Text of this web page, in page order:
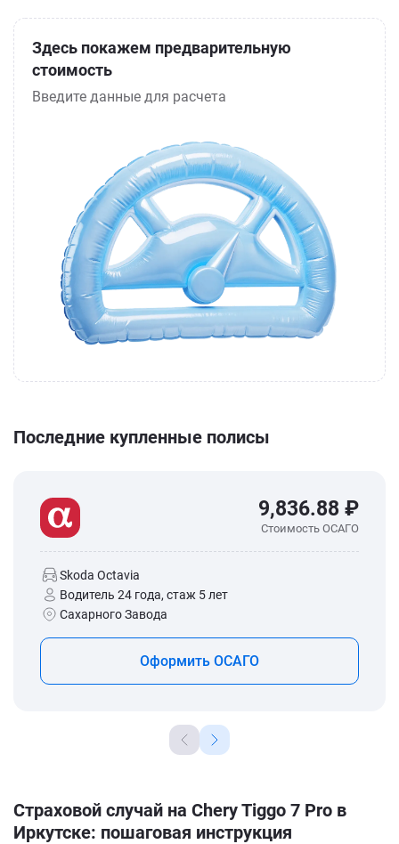
Здесь покажем предварительную
стоимость
Введите данные для расчета
Последние купленные полисы
9,836.88 ₽
Стоимость ОСАГО
Skoda Octavia
Водитель 24 года, стаж 5 лет
Сахарного Завода
Оформить ОСАГО
Страховой случай на Chery Tiggo 7 Pro в
Иркутске: пошаговая инструкция